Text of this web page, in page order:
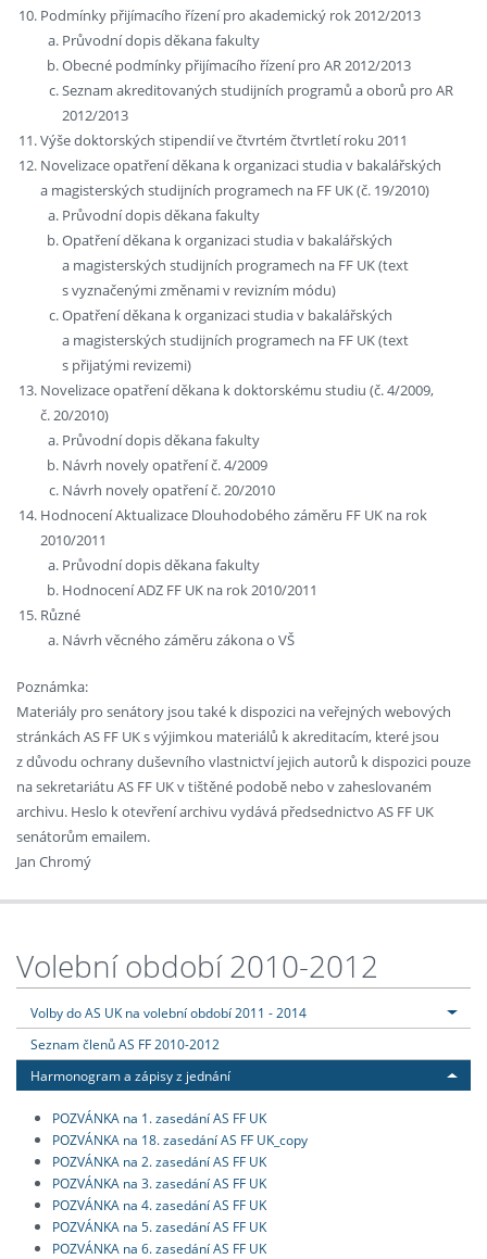
Podmínky přijímacího řízení pro akademický rok 2012/2013
Průvodní dopis děkana fakulty
Obecné podmínky přijímacího řízení pro AR 2012/2013
Seznam akreditovaných studijních programů a oborů pro AR
2012/2013
Výše doktorských stipendií ve čtvrtém čtvrtletí roku 2011
Novelizace opatření děkana k organizaci studia v bakalářských
a magisterských studijních programech na FF UK (č. 19/2010)
Průvodní dopis děkana fakulty
Opatření děkana k organizaci studia v bakalářských
a magisterských studijních programech na FF UK (text
s vyznačenými změnami v revizním módu)
Opatření děkana k organizaci studia v bakalářských
a magisterských studijních programech na FF UK (text
s přijatými revizemi)
Novelizace opatření děkana k doktorskému studiu (č. 4/2009,
č. 20/2010)
Průvodní dopis děkana fakulty
Návrh novely opatření č. 4/2009
Návrh novely opatření č. 20/2010
Hodnocení Aktualizace Dlouhodobého záměru FF UK na rok
2010/2011
Průvodní dopis děkana fakulty
Hodnocení ADZ FF UK na rok 2010/2011
Různé
Návrh věcného záměru zákona o VŠ
Poznámka:
Materiály pro senátory jsou také k dispozici na veřejných webových
stránkách AS FF UK s výjimkou materiálů k akreditacím, které jsou
z důvodu ochrany duševního vlastnictví jejich autorů k dispozici pouze
na sekretariátu AS FF UK v tištěné podobě nebo v zaheslovaném
archivu. Heslo k otevření archivu vydává předsednictvo AS FF UK
senátorům emailem.
Jan Chromý
Volební období 2010-2012
Volby do AS UK na volební období 2011 - 2014
Seznam členů AS FF 2010-2012
Harmonogram a zápisy z jednání
POZVÁNKA na 1. zasedání AS FF UK
POZVÁNKA na 18. zasedání AS FF UK_copy
POZVÁNKA na 2. zasedání AS FF UK
POZVÁNKA na 3. zasedání AS FF UK
POZVÁNKA na 4. zasedání AS FF UK
POZVÁNKA na 5. zasedání AS FF UK
POZVÁNKA na 6. zasedání AS FF UK